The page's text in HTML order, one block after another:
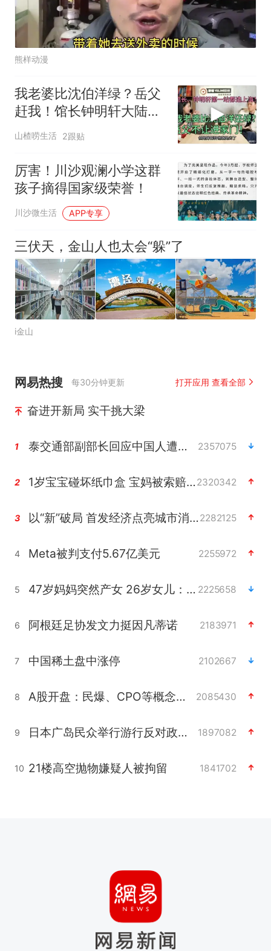
熊样动漫
我老婆比沈伯洋绿？岳父
赶我！馆长钟明轩大陆第
一站都选上海
山楂唠生活 2跟贴
厉害！川沙观澜小学这群
孩子摘得国家级荣誉！
川沙微生活 APP专享
三伏天，金山人也太会“躲”了
i金山
网易热搜 每30分钟更新 打开应用 查看全部
奋进开新局 实干挑大梁
1 泰交通部副部长回应中国人遭歧视手势 2357075
2 1岁宝宝碰坏纸巾盒 宝妈被索赔924元2320342
3 以“新”破局 首发经济点亮城市消费活力2282125
4 Meta被判支付5.67亿美元 2255972
5 47岁妈妈突然产女 26岁女儿：很震惊 2225658
6 阿根廷足协发文力挺因凡蒂诺 2183971
7 中国稀土盘中涨停 2102667
8 A股开盘：民爆、CPO等概念走强 2085430
9 日本广岛民众举行游行反对政府行径 1897082
10 21楼高空抛物嫌疑人被拘留 1841702